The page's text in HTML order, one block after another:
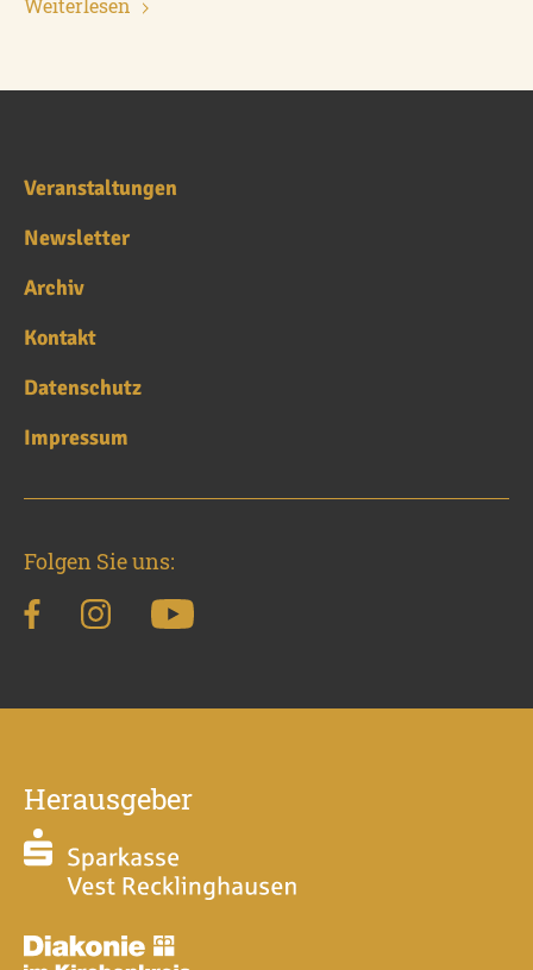
Weiterlesen
Veranstaltungen
Newsletter
Archiv
Kontakt
Datenschutz
Impressum
Folgen Sie uns:
Herausgeber